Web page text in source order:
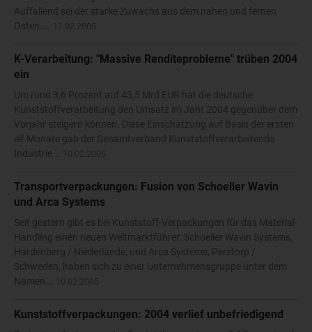
Auffallend sei der starke Zuwachs aus dem nahen und fernen
Osten....
K-Verarbeitung: "Massive Renditeprobleme" trüben 2004
ein
Um rund 3,6 Prozent auf 43,5 Mrd EUR hat die deutsche
Kunststoffverarbeitung den Umsatz im Jahr 2004 gegenüber dem
Vorjahr steigern können. Diese Einschätzung auf Basis der ersten
elf Monate gab der Gesamtverband Kunststoffverarbeitende
Industrie...
Transportverpackungen: Fusion von Schoeller Wavin
und Arca Systems
Seit gestern gibt es bei Kunststoff-Verpackungen für das Material-
Handling einen neuen Weltmarktführer: Schoeller Wavin Systems,
Hardenberg / Niederlande, und Arca Systems, Perstorp /
Schweden, haben sich zu einer Unternehmensgruppe unter dem
Namen...
Kunststoffverpackungen: 2004 verlief unbefriedigend